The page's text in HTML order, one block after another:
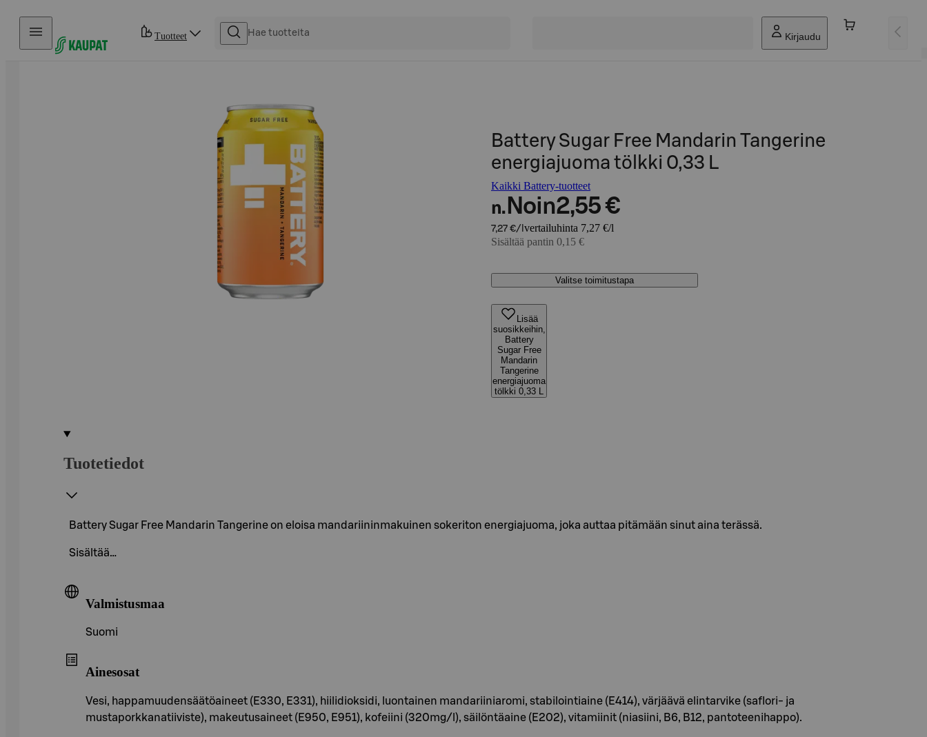
Hyppää sisältöön
Tuotteet Kirjaudu
Battery Sugar Free Mandarin Tangerine
energiajuoma tölkki 0,33 L
Kaikki Battery-tuotteet
n. Noin2,55 €
7,27 €/l vertailuhinta 7,27 €/l
Sisältää pantin 0,15 €
Valitse toimitustapa
Lisää
suosikkeihin,
Battery
Sugar Free
Mandarin
Tangerine
energiajuoma
tölkki 0,33 L
Tuotetiedot
Battery Sugar Free Mandarin Tangerine on eloisa mandariininmakuinen sokeriton energiajuoma, joka auttaa pitämään sinut aina terässä.
Sisältää…
Valmistusmaa
Suomi
Ainesosat
Vesi, happamuudensäätöaineet (E330, E331), hiilidioksidi, luontainen mandariiniaromi, stabilointiaine (E414), värjäävä elintarvike (saflori- ja
mustaporkkanatiiviste), makeutusaineet (E950, E951), kofeiini (320mg/l), säilöntäaine (E202), vitamiinit (niasiini, B6, B12, pantoteenihappo).